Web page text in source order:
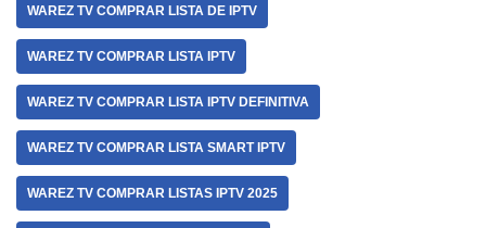
WAREZ TV COMPRAR LISTA DE IPTV
WAREZ TV COMPRAR LISTA IPTV
WAREZ TV COMPRAR LISTA IPTV DEFINITIVA
WAREZ TV COMPRAR LISTA SMART IPTV
WAREZ TV COMPRAR LISTAS IPTV 2025